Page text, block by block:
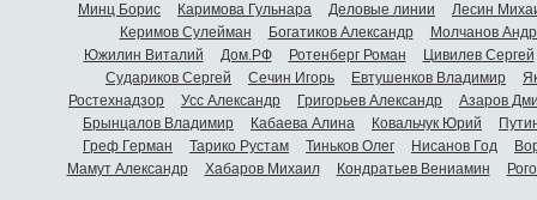
Минц Борис
Каримова Гульнара Деловые линии
Лесин
Керимов Сулейман
Богатиков Александр
Молчанов
Южилин Виталий
Дом.РФ Ротенберг Роман
Цивилев Сергей
Судариков Сергей
Сечин Игорь Евтушенков Владимир
Ростехнадзор
Усс Александр Григорьев Александр
Азаров
Брынцалов Владимир
Кабаева Алина Ковальчук Юрий
Греф Герман
Тарико Рустам Тиньков Олег Нисанов Год
Мамут Александр
Хабаров Михаил Кондратьев Вениамин